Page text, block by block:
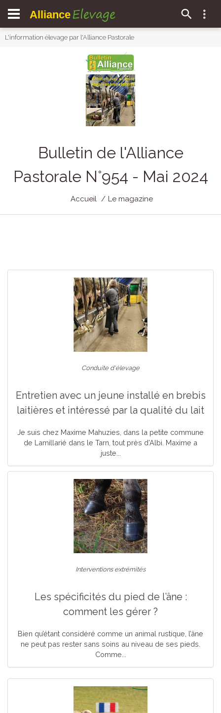
Alliance Elevage
L'information élevage par l'Alliance Pastorale
Bulletin de l'Alliance
Pastorale N°954 - Mai 2024
Accueil Le magazine
Conduite d'élevage
Entretien avec un jeune installé en brebis
laitières et intéressé par la qualité du lait
Je suis chez Maxime Mahuzies, dans la petite commune
de Lamillarié dans le Tarn, tout près d’Albi. Maxime a
juste...
Interventions extrémités
Les spécificités du pied de l’âne :
comment les gérer ?
Bien qu’étant considéré comme un animal rustique, l’âne
ne peut pas rester sans soins au niveau de ses pieds.
Comme...